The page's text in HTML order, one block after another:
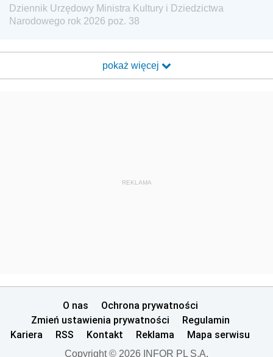
Dziennik Urzędowy Ministra Kultury i Dziedzictwa
Narodowego rok 2026 poz. 38
pokaż więcej
REKLAMA
O nas
Ochrona prywatności
Zmień ustawienia prywatności
Regulamin
Kariera
RSS Kontakt Reklama Mapa serwisu
Copyright © 2026 INFOR PL S.A.